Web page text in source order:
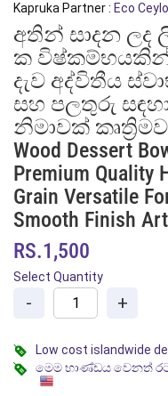
Kapruka Partner : Eco
අතින් සාදන ලද
ක
දැව අද්විතීය
සහ පලතුරු
නිමාවක් කෘත්‍රිමව
Wood Dessert
Premium Quality
Grain Versatile
Smooth Finish
RS.1,500
Select Quantity
- +
Low cost islandwide
මෙම භාණ්ඩය වෙනත්